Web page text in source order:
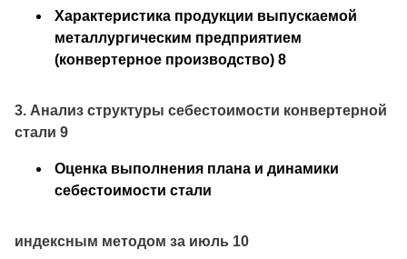
Характеристика продукции выпускаемой
металлургическим предприятием
(конвертерное производство) 8
3. Анализ структуры себестоимости конвертерной
стали 9
Оценка выполнения плана и динамики
себестоимости стали
индексным методом за июль 10